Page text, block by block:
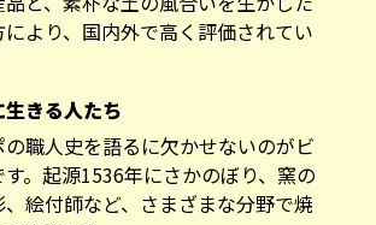
より、国内外で高く評価されてい
職人史を語るに欠かせないのがビ
。起源1536年にさかのぼり、窯の
、絵付師など、さまざまな分野で焼
きました。